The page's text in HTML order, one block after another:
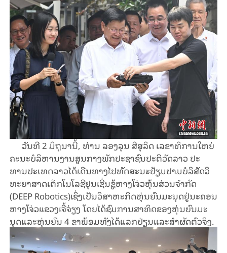
ວັນ​ທີ 2 ມິ​ຖຸ​ນາ​ນີ້, ທ່ານ ລອງ​ລຸນ ສີ​ສຸ​ລິດ ເລ​ຂາ​ທິ​ການ​ໃຫຍ່​
ຄະ​ນະ​ບໍ​ລິ​ຫານ​ງານ​ສູນ​ກາງ​ພັກ​ປະ​ຊາ​ຊົນ​ປະ​ຕິ​ວັດ​ລາວ ປະ​
ທານ​ປະ​ເທດ​ລາວໄດ້​ເດີນ​ທາງ​ໄປ​ທັດ​ສະ​ນະ​ຢ້ຽມ​ຢາມ​ບໍ​ລິ​ສັດວິ​
ທະ​ຍາ​ສາດ​ເຕັກ​ໂນ​ໂລ​ຊີ​ຢຸນ​ເຊີ່ນ​ຊູ້​ຫາງ​ໂຈ່ວ​ຫຸ້ນ​ສ່ວນ​ຈຳ​ກັດ​
(DEEP Robotics)​ເຊິ່ງເປັນ​ວິ​ສາ​ຫະ​ກິດ​ຫຸ່ນ​ຍົນ​ມະ​ນຸດ​ຢູ່​ນະ​ຄອນ​
ຫາງ​ໂຈ່ວ​ແຂວງ​ເຈີ້​ຈ່ຽງ​ ​ໂດຍໄດ້​ຊົມ​ການ​ສາ​ທິດ​ຂອງ​ຫຸ່ນ​ຍົນ​ມະ​
ນຸດ​ແລະ​ຫຸ່ນ​ຍົນ 4 ຂາພ້ອມ​ທັງ​ໄດ້​ແລກ​ປ່ຽນ​ແລະ​ສຳ​ຜັດ​ຕົວ​ຈິງ.